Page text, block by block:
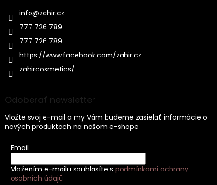
info@zahir.cz
777 726 789
777 726 789
https://www.facebook.com/zahir.cz
zahircosmetics/
Odoberať newsletter
Vložte svoj e-mail a my Vám budeme zasielať informácie o
nových produktoch na našom e-shope.
Email
Vložením e-mailu souhlasíte s podmínkami ochrany
osobních údajů